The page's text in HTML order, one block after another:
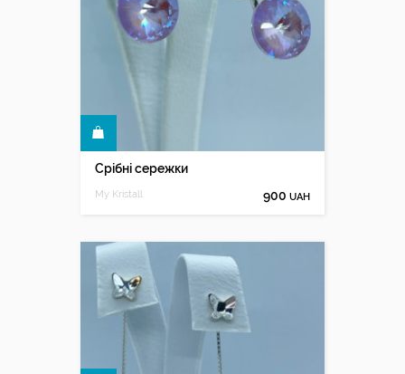
Срібні сережки
My Kristall 900 UAH